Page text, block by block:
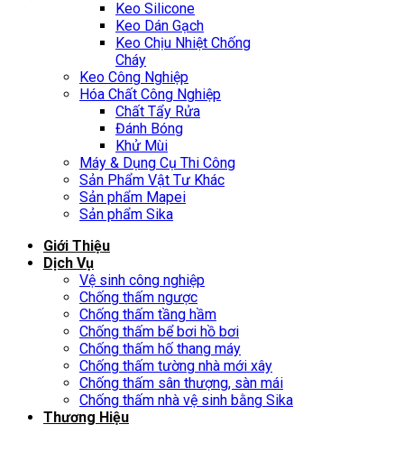
Keo Silicone
Keo Dán Gạch
Keo Chịu Nhiệt Chống
Cháy
Keo Công Nghiệp
Hóa Chất Công Nghiệp
Chất Tẩy Rửa
Đánh Bóng
Khử Mùi
Máy & Dụng Cụ Thi Công
Sản Phẩm Vật Tư Khác
Sản phẩm Mapei
Sản phẩm Sika
Giới Thiệu
Dịch Vụ
Vệ sinh công nghiệp
Chống thấm ngược
Chống thấm tầng hầm
Chống thấm bể bơi hồ bơi
Chống thấm hố thang máy
Chống thấm tường nhà mới xây
Chống thấm sân thượng, sàn mái
Chống thấm nhà vệ sinh bằng Sika
Thương Hiệu